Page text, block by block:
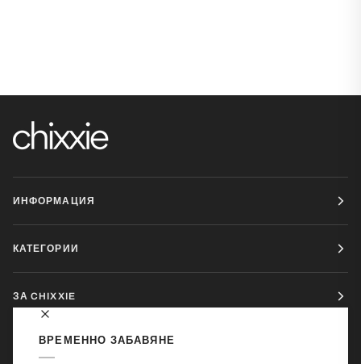
ВРЕМЕННО ЗАБАВЯНЕ
ИНФОРМАЦИЯ
КАТЕГОРИИ
ЗА CHIXXIE
ЗА КОНТАКТ: INFO@CHIXXIE.BG